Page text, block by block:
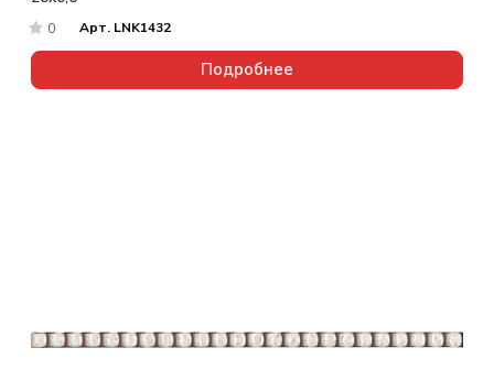
0 Арт. LNK1432
Подробнее